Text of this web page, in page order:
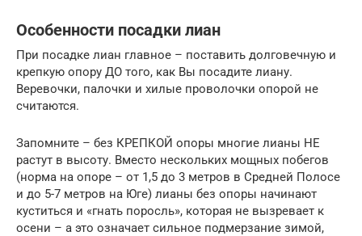
Особенности посадки лиан
При посадке лиан главное – поставить долговечную и
крепкую опору ДО того, как Вы посадите лиану.
Веревочки, палочки и хилые проволочки опорой не
считаются.
Запомните – без КРЕПКОЙ опоры многие лианы НЕ
растут в высоту. Вместо нескольких мощных побегов
(норма на опоре – от 1,5 до 3 метров в Средней Полосе
и до 5-7 метров на Юге) лианы без опоры начинают
куститься и «гнать поросль», которая не вызревает к
осени – а это означает сильное подмерзание зимой,